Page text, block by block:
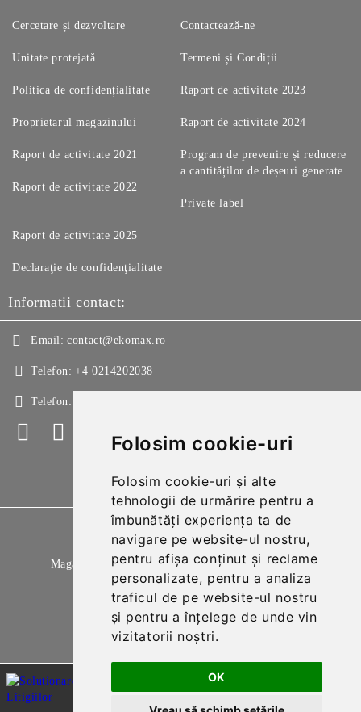
Folosim cookie-uri
Folosim cookie-uri și alte
tehnologii de urmărire pentru a
îmbunătăți experiența ta de
navigare pe website-ul nostru,
pentru afișa conținut și reclame
personalizate, pentru a analiza
traficul de pe website-ul nostru
și pentru a înțelege de unde vin
vizitatorii noștri.
OK
Cercetare și dezvoltare
Unitate protejată
Contactează-ne
Termeni și Condiții
Politica de confidențialitate
Proprietarul magazinului
Raport de activitate 2021
Raport de activitate 2022
Raport de activitate 2023
Raport de activitate 2024
Program de prevenire și reducere
a cantităților de deșeuri generate
Private label
Raport de activitate 2025
Declaraţie de confidenţialitate
Informatii contact:
Email: contact@ekomax.ro
Telefon: +4 0214202038
Telefon:
Magazinul nostru respecta 100% prevederile GDPR.
Citeste politica de confidentialitate
Informatiile mele personale